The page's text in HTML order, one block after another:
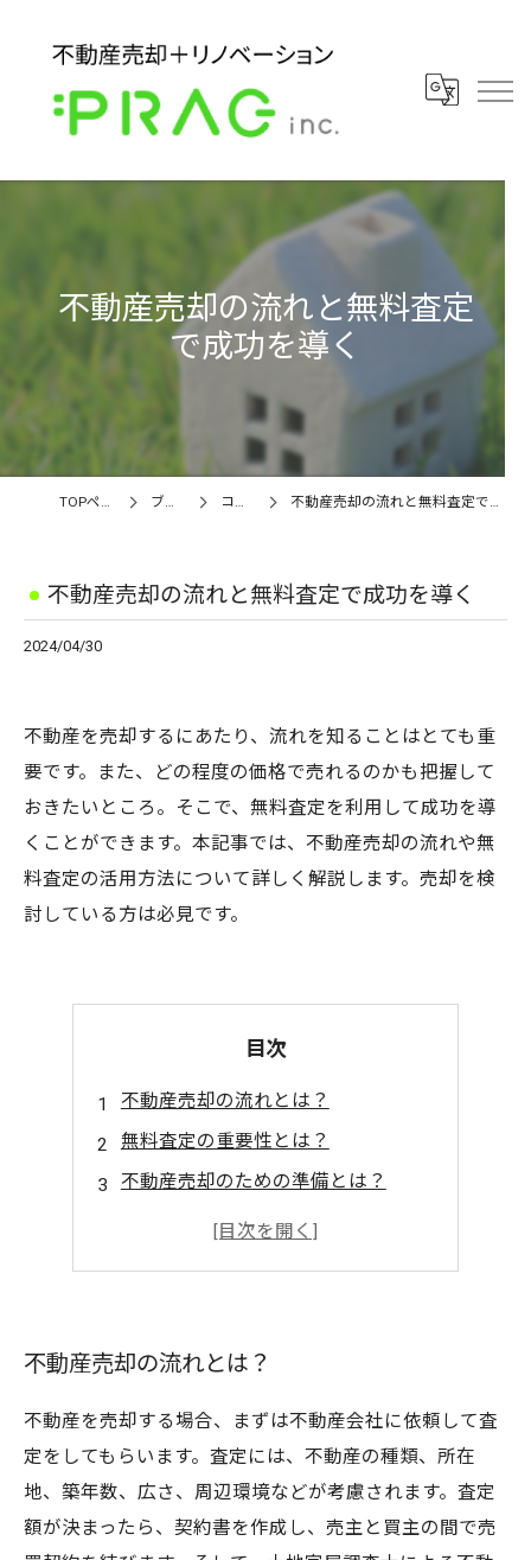
不動産売却の流れと無料査定
で成功を導く
TOPページ ブログ コラム 不動産売却の流れと無料査定で成功を導く
不動産売却の流れと無料査定で成功を導く
2024/04/30
不動産を売却するにあたり、流れを知ることはとても重
要です。また、どの程度の価格で売れるのかも把握して
おきたいところ。そこで、無料査定を利用して成功を導
くことができます。本記事では、不動産売却の流れや無
料査定の活用方法について詳しく解説します。売却を検
討している方は必見です。
目次
不動産売却の流れとは？
無料査定の重要性とは？
不動産売却のための準備とは？
不動産売却における手続きとは？
不動産売却の流れとは？
不動産を売却する場合、まずは不動産会社に依頼して査
定をしてもらいます。査定には、不動産の種類、所在
地、築年数、広さ、周辺環境などが考慮されます。査定
額が決まったら、契約書を作成し、売主と買主の間で売